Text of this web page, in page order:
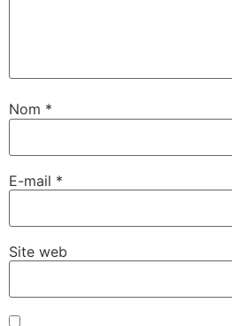
Nom *
E-mail *
Site web